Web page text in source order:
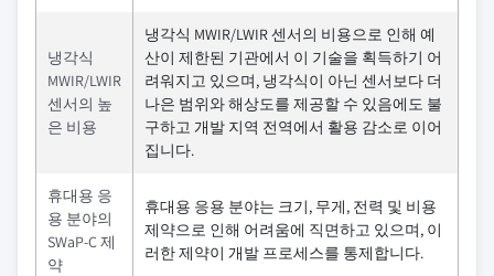
냉각식
MWIR/LWIR
센서의 높
은 비용
냉각식 MWIR/LWIR 센서의 비용으로 인해 예
산이 제한된 기관에서 이 기술을 획득하기 어
려워지고 있으며, 냉각식이 아닌 센서보다 더
나은 범위와 해상도를 제공할 수 있음에도 불
구하고 개발 지역 전역에서 활용 감소로 이어
집니다.
휴대용 응
용 분야의
SWaP-C 제
약
휴대용 응용 분야는 크기, 무게, 전력 및 비용
제약으로 인해 어려움에 직면하고 있으며, 이
러한 제약이 개발 프로세스를 통제합니다.